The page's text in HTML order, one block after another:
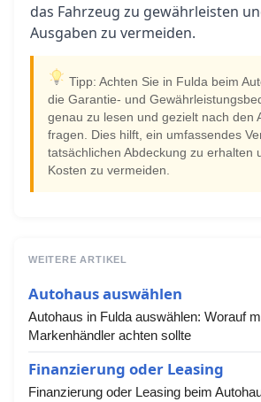
das Fahrzeug zu gewährleisten
Ausgaben zu vermeiden.
Tipp: Achten Sie in Fulda beim
die Garantie- und
genau zu lesen und gezielt nach den
fragen. Dies hilft, ein umfassendes
tatsächlichen Abdeckung zu erhalten
Kosten zu vermeiden.
WEITERE ARTIKEL
Autohaus auswählen
Autohaus in Fulda auswählen: Worauf
Markenhändler achten sollte
Finanzierung oder Leasing
Finanzierung oder Leasing beim